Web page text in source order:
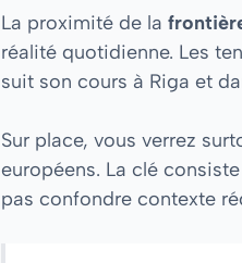
La proximité de la
réalité quotidienne. Les
suit son cours à Riga et
Sur place, vous verrez
européens. La clé
pas confondre contexte